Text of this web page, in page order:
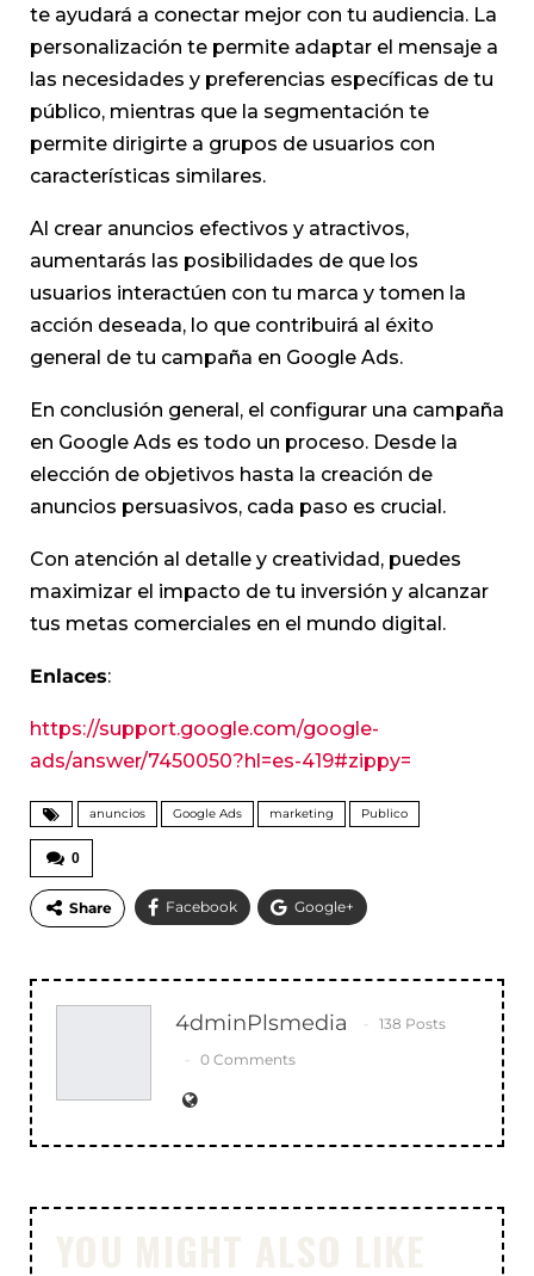
te ayudará a conectar mejor con tu audiencia. La
personalización te permite adaptar el mensaje a
las necesidades y preferencias específicas de tu
público, mientras que la segmentación te
permite dirigirte a grupos de usuarios con
características similares.
Al crear anuncios efectivos y atractivos,
aumentarás las posibilidades de que los
usuarios interactúen con tu marca y tomen la
acción deseada, lo que contribuirá al éxito
general de tu campaña en Google Ads.
En conclusión general, el configurar una campaña
en Google Ads es todo un proceso. Desde la
elección de objetivos hasta la creación de
anuncios persuasivos, cada paso es crucial.
Con atención al detalle y creatividad, puedes
maximizar el impacto de tu inversión y alcanzar
tus metas comerciales en el mundo digital.
Enlaces:
https://support.google.com/google-
ads/answer/7450050?hl=es-419#zippy=
anuncios Google Ads marketing Publico
0
Share Facebook Google+
4dminPlsmedia
138 Posts
0 Comments